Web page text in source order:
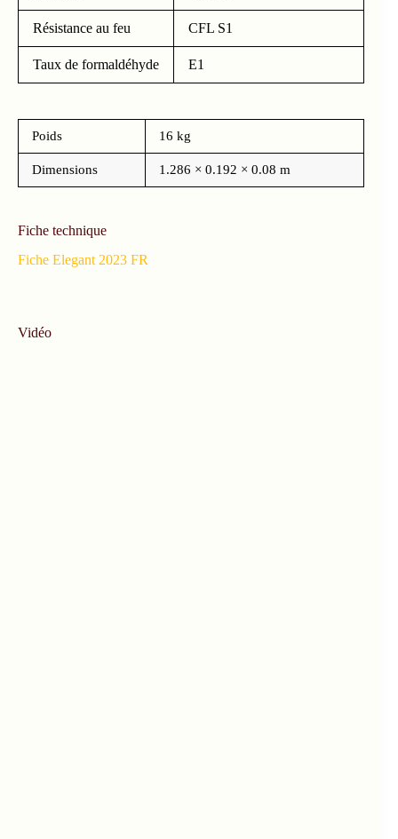
Résistance au feu CFL S1
Taux de formaldéhyde E1
Poids 16 kg
Dimensions 1.286 × 0.192 × 0.08 m
Fiche technique
Fiche Elegant 2023 FR
Vidéo